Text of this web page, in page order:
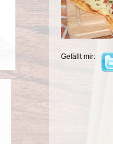
Gefällt mir: